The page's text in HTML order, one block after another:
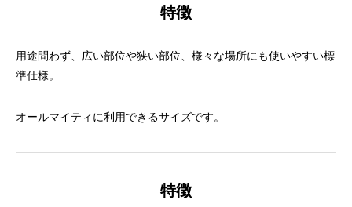
特徴
用途問わず、広い部位や狭い部位、様々な場所にも使いやすい標
準仕様。
オールマイティに利用できるサイズです。
特徴